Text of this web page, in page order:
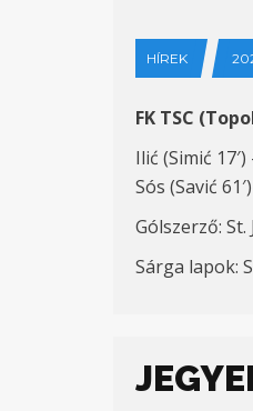
HÍREK
FK TSC
Ilić (Simić
Sós (Savić 61′)
Gólszerző: St.
Sárga lapok: